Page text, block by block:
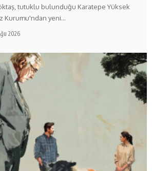
tutuklu bulunduğu Karatepe Yüksek
Kurumu'ndan yeni…
2026